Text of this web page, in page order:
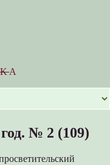
KА
№ 2 (109)